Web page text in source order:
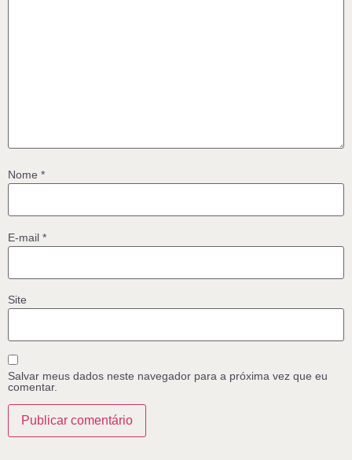
Nome *
E-mail *
Site
Salvar meus dados neste navegador para a próxima vez que eu
comentar.